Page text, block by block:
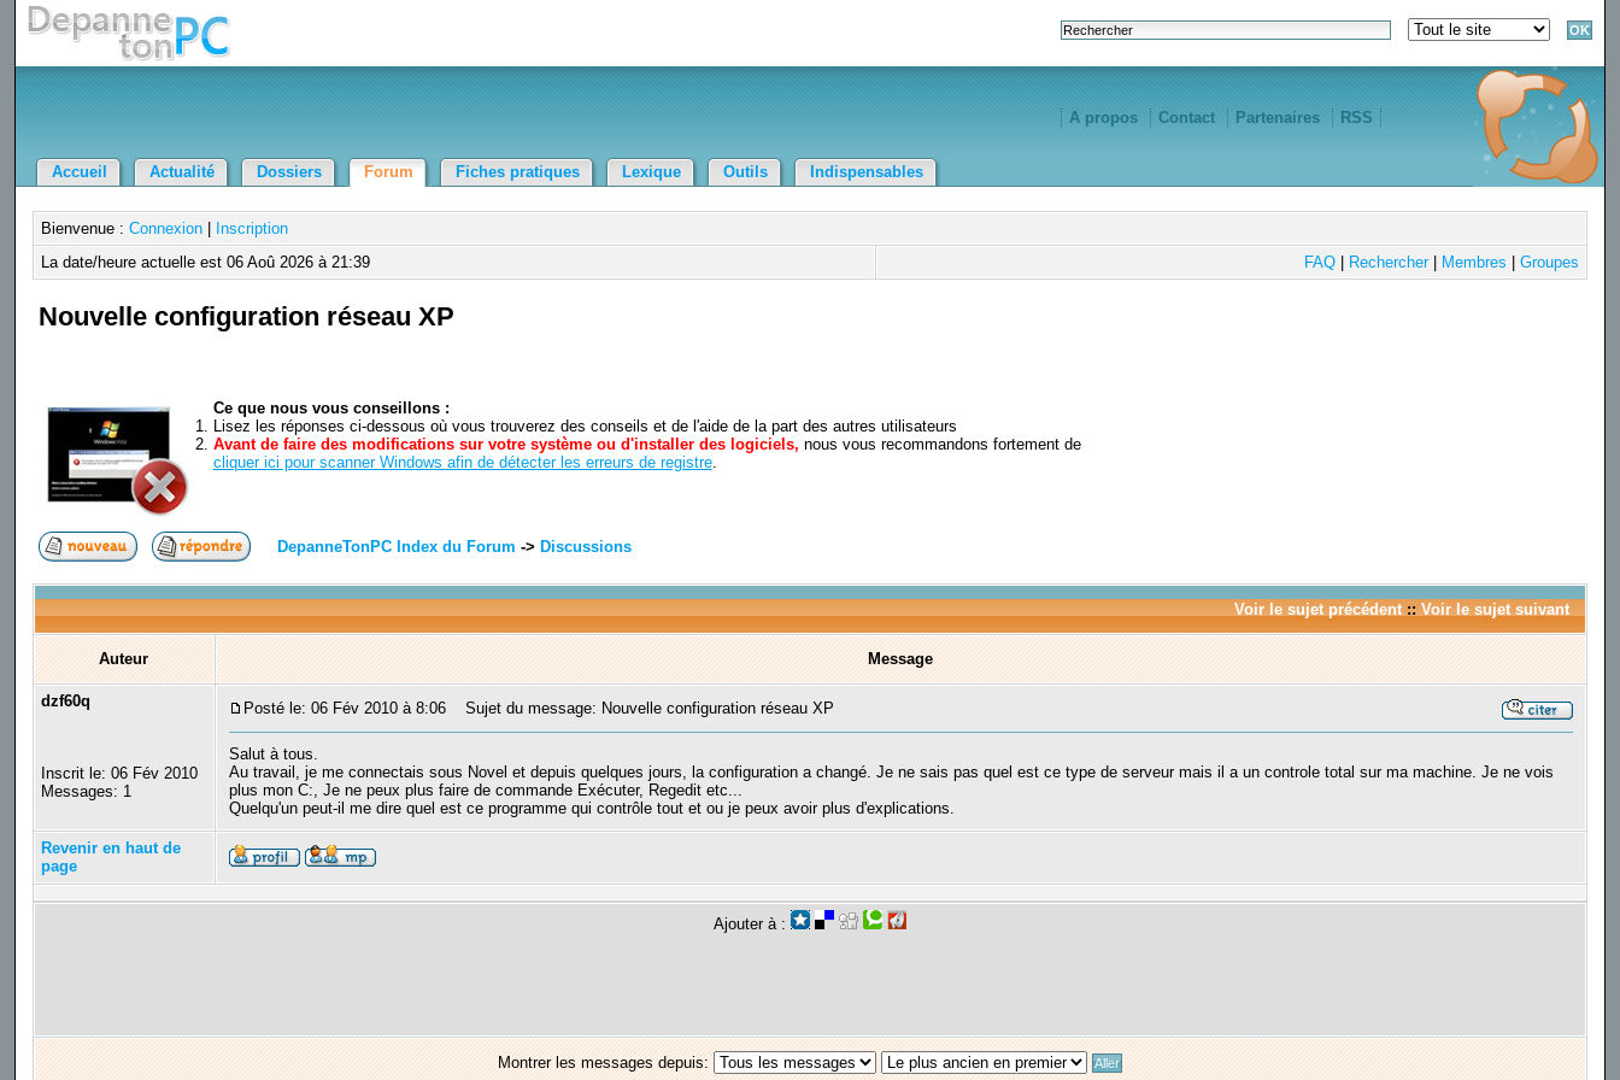
A propos Contact Partenaires RSS
Accueil Actualité Dossiers Forum Fiches pratiques Lexique Outils Indispensables
Bienvenue : Connexion|
Inscription
La date/heure actuelle est 06 Aoû 2026 à 21:39
FAQ| Rechercher| Membres Groupes
Nouvelle configuration réseau XP
Ce que nous vous conseillons :
Lisez les réponses ci-dessous où vous trouverez des conseils et de l'aide de la part des autres utilisateurs
Avant de faire des modifications sur votre système ou d'installer des logiciels, nous vous recommandons fortement de
cliquer ici pour scanner Windows afin de détecter les erreurs de registre.
DepanneTonPC Index du Forum -> Discussions
Voir le sujet précédent:: Voir le sujet suivant
Auteur Message
dzf60q
Inscrit le: 06 Fév 2010
Messages: 1
Posté le: 06 Fév 2010 à 8:06 Sujet du message: Nouvelle configuration réseau XP
Salut à tous.
Au travail, je me connectais sous Novel et depuis quelques jours, la configuration a changé. Je ne sais pas quel est ce type de serveur mais il a un controle total sur ma machine. Je ne vois
plus mon C:, Je ne peux plus faire de commande Exécuter, Regedit etc...
Quelqu'un peut-il me dire quel est ce programme qui contrôle tout et ou je peux avoir plus d'explications.
Revenir en haut de
page
Ajouter à :
Montrer les messages depuis: